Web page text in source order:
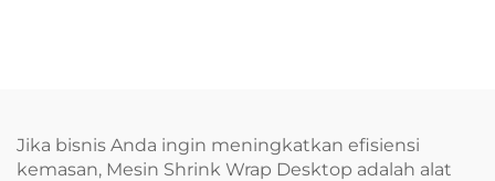
Jika bisnis Anda ingin meningkatkan efisiensi
kemasan, Mesin Shrink Wrap Desktop adalah alat